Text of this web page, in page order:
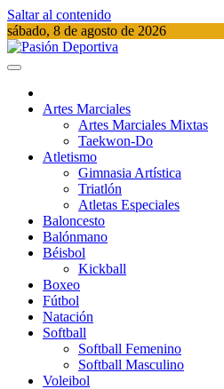
Saltar al contenido
sábado, 8 de agosto de 2026
Artes Marciales
Artes Marciales Mixtas
Taekwon-Do
Atletismo
Gimnasia Artística
Triatlón​
Atletas Especiales
Baloncesto
Balónmano
Béisbol
Kickball​
Boxeo
Fútbol
Natación​
Softball​
Softball​ Femenino
Softball​ Masculino
Voleibol​